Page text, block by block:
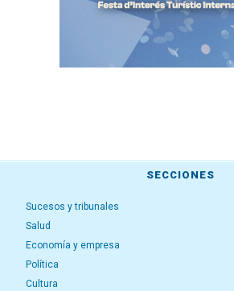
SECCIONES
Sucesos y tribunales
Salud
Economía y empresa
Política
Cultura